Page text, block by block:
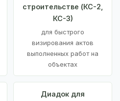
строительстве (КС-2,
КС-3)
для быстрого
визирования актов
выполненных работ на
объектах
Диадок для